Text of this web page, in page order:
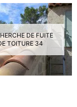
DE FUITE
TOITURE 34